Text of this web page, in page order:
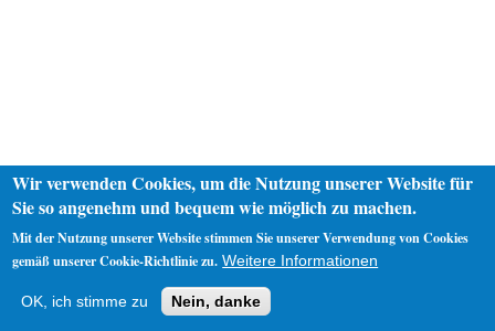
Impressum
Wir verwenden Cookies, um die Nutzung unserer Website für
Sie so angenehm und bequem wie möglich zu machen.
Mit der Nutzung unserer Website stimmen Sie unserer Verwendung von Cookies
gemäß unserer Cookie-Richtlinie zu. Weitere Informationen
OK, ich stimme zu Nein, danke